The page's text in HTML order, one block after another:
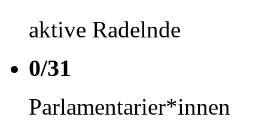
aktive Radelnde
0/31
Parlamentarier*innen